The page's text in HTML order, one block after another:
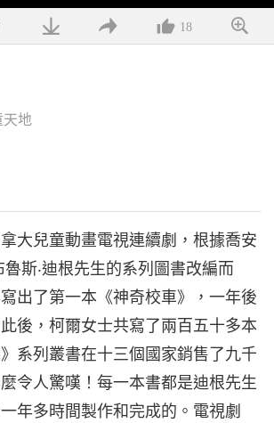
18
天地
大兒童動畫電視連續劇，根據喬安
魯斯‧迪根先生的系列圖書改編而
出了第一本《神奇校車》，一年後
後，柯爾女士共寫了兩百五十多本
系列叢書在十三個國家銷售了九千
令人驚嘆！每一本書都是迪根先生
年多時間製作和完成的。電視劇